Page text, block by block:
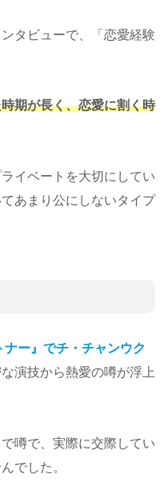
タビューで、「恋愛経験
期が長く、恋愛に割く時
イベートを大切にしてい
あまり公にしないタイプ
ー』でチ・チャンウク
演技から熱愛の噂が浮上
噂で、実際に交際してい
でした。